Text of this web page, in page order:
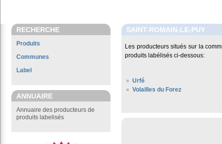
RECHERCHE
Produits
Communes
Label
ANNUAIRE
Annuaire des producteurs de
produits labelisés
SAINT-ROMAIN-LE-PUY
Les producteurs situés sur la
produits labélisés ci-dessous:
Urfé
Volailles du Forez